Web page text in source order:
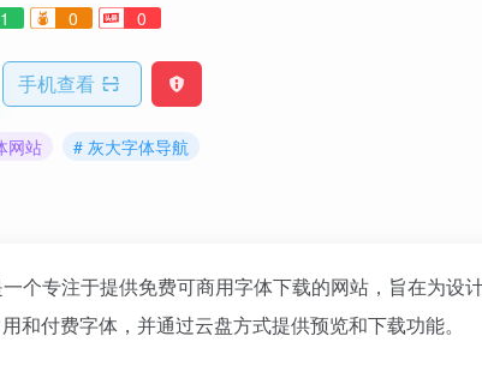
1 0 0
手机查看
网站 # 灰大字体导航
个专注于提供免费可商用字体下载的网站，旨在为设
和付费字体，并通过云盘方式提供预览和下载功能。